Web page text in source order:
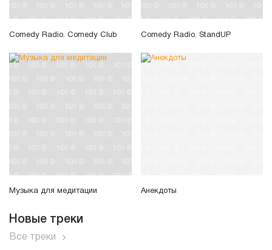
Comedy Radio. Comedy Club Comedy Radio. StandUP
Музыка для медитации Анекдоты
Новые треки
Все треки